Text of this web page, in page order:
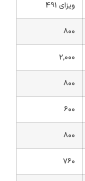
ویزای 491
800
2,000
800
600
800
760